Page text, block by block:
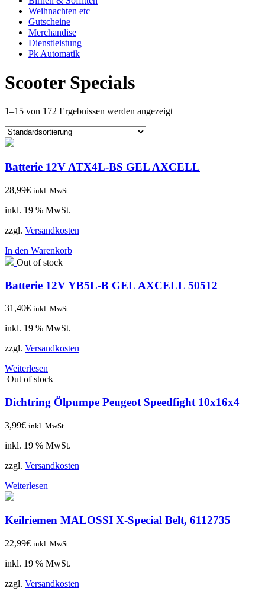
Weihnachten etc
Gutscheine
Merchandise
Dienstleistung
Pk Automatik
Scooter Specials
1–15 von 172 Ergebnissen werden angezeigt
Batterie 12V ATX4L-BS GEL AXCELL
28,99€ inkl. MwSt.
inkl. 19 % MwSt.
zzgl. Versandkosten
In den Warenkorb
Out of stock
Batterie 12V YB5L-B GEL AXCELL 50512
31,40€ inkl. MwSt.
inkl. 19 % MwSt.
zzgl. Versandkosten
Weiterlesen
Out of stock
Dichtring Ölpumpe Peugeot Speedfight 10x16x4
3,99€ inkl. MwSt.
inkl. 19 % MwSt.
zzgl. Versandkosten
Weiterlesen
Keilriemen MALOSSI X-Special Belt, 6112735
22,99€ inkl. MwSt.
inkl. 19 % MwSt.
zzgl. Versandkosten